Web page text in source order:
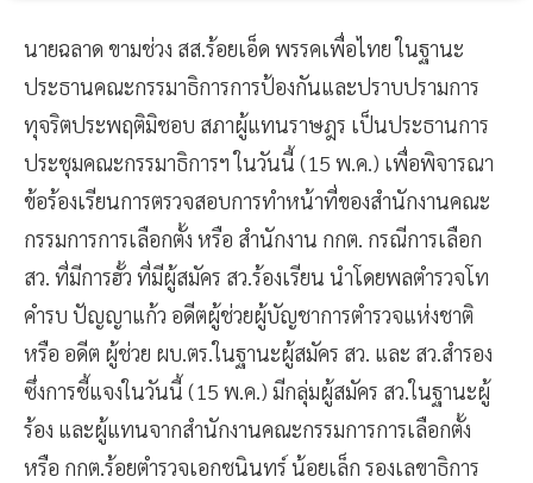
นายฉลาด ขามช่วง สส.ร้อยเอ็ด พรรคเพื่อไทย ในฐานะ
ประธานคณะกรรมาธิการการป้องกันและปราบปรามการ
ทุจริตประพฤติมิชอบ สภาผู้แทนราษฎร เป็นประธานการ
ประชุมคณะกรรมาธิการฯ ในวันนี้ (15 พ.ค.) เพื่อพิจารณา
ข้อร้องเรียนการตรวจสอบการทำหน้าที่ของสำนักงานคณะ
กรรมการการเลือกตั้ง หรือ สำนักงาน กกต. กรณีการเลือก
สว. ที่มีการฮั้ว ที่มีผู้สมัคร สว.ร้องเรียน นำโดยพลตำรวจโท
คำรบ ปัญญาแก้ว อดีตผู้ช่วยผู้บัญชาการตำรวจแห่งชาติ
หรือ อดีต ผู้ช่วย ผบ.ตร.ในฐานะผู้สมัคร สว. และ สว.สำรอง
ซึ่งการชี้แจงในวันนี้ (15 พ.ค.) มีกลุ่มผู้สมัคร สว.ในฐานะผู้
ร้อง และผู้แทนจากสำนักงานคณะกรรมการการเลือกตั้ง
หรือ กกต.ร้อยตำรวจเอกชนินทร์ น้อยเล็ก รองเลขาธิการ